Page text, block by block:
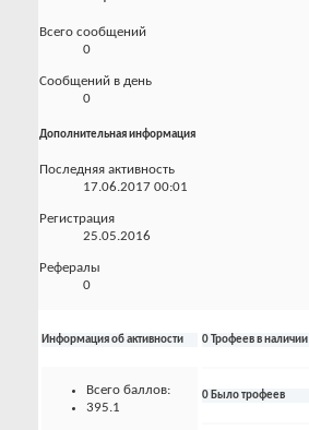
Всего сообщений
0
Сообщений в день
0
Дополнительная информация
Последняя активность
17.06.2017 00:01
Регистрация
25.05.2016
Рефералы
0
Информация об активности
Всего баллов:
395.1
0 Трофеев в наличии
0 Было трофеев